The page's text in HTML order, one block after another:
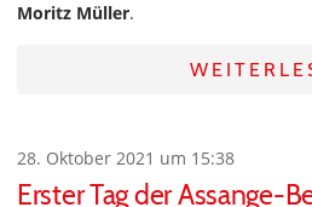
Moritz Müller.
28. Oktober 2021 um 15:38
Erster Tag der Assange-